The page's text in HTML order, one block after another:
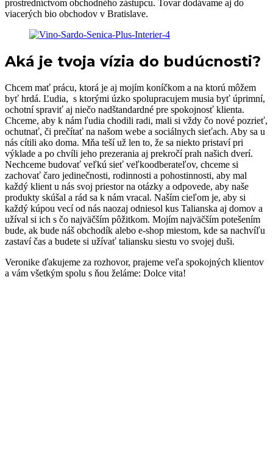
prostredníctvom obchodného zástupcu. Tovar dodávame aj do
viacerých bio obchodov v Bratislave.
Aká je tvoja vízia do budúcnosti?
Chcem mať prácu, ktorá je aj mojím koníčkom a na ktorú môžem
byť hrdá. Ľudia, s ktorými úzko spolupracujem musia byť úprimní,
ochotní spraviť aj niečo nadštandardné pre spokojnosť klienta.
Chceme, aby k nám ľudia chodili radi, mali si vždy čo nové pozrieť,
ochutnať, či prečítať na našom webe a sociálnych sieťach. Aby sa u
nás cítili ako doma. Mňa teší už len to, že sa niekto pristaví pri
výklade a po chvíli jeho prezerania aj prekročí prah našich dverí.
Nechceme budovať veľkú sieť veľkoodberateľov, chceme si
zachovať čaro jedinečnosti, rodinnosti a pohostinnosti, aby mal
každý klient u nás svoj priestor na otázky a odpovede, aby naše
produkty skúšal a rád sa k nám vracal. Naším cieľom je, aby si
každý kúpou vecí od nás naozaj odniesol kus Talianska aj domov a
užíval si ich s čo najväčším pôžitkom. Mojím najväčším potešením
bude, ak bude náš obchodík alebo e-shop miestom, kde sa nachvíľu
zastaví čas a budete si užívať taliansku siestu vo svojej duši.
Veronike ďakujeme za rozhovor, prajeme veľa spokojných klientov
a vám všetkým spolu s ňou želáme: Dolce vita!